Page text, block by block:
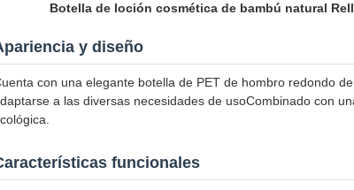
Botella de loción cosmética de bambú natural
y diseño
con una elegante botella de PET de hombro redondo
a las diversas necesidades de usoCombinado con
funcionales